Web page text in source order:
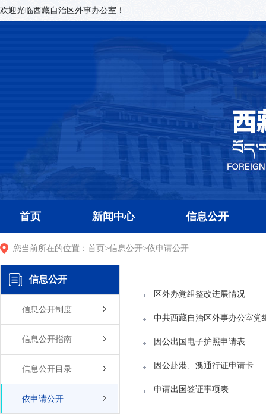
欢迎光临西藏自治区外事办公室！
首页 新闻中心 信息公开
您当前所在的位置： 首页 >信息公开>依申请公开
信息公开
信息公开制度
信息公开指南
信息公开目录
依申请公开
区外办党组整改进展情况
中共西藏自治区外事办公室党
因公出国电子护照申请表
因公赴港、澳通行证申请卡
申请出国签证事项表